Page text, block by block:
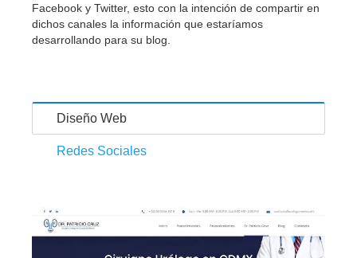
Facebook y Twitter, esto con la intención de compartir en
dichos canales la información que estaríamos
desarrollando para su blog.
Diseño Web
Redes Sociales